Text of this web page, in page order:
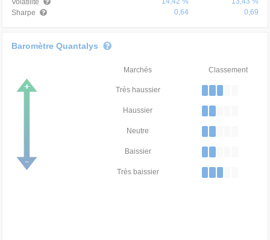
Volatilité
Sharpe
0,64 0,69
Baromètre Quantalys
Marchés Classement
Très haussier
Haussier
Neutre
Baissier
Très baissier